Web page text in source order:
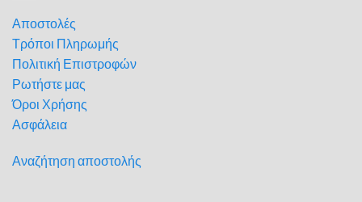
Αποστολές
Τρόποι Πληρωμής
Πολιτική Επιστροφών
Ρωτήστε μας
Όροι Χρήσης
Ασφάλεια
Αναζήτηση αποστολής